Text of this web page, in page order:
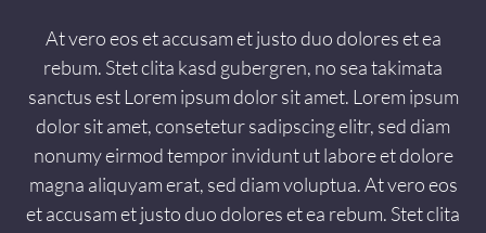
At vero eos et accusam et justo duo dolores et ea
rebum. Stet clita kasd gubergren, no sea takimata
sanctus est Lorem ipsum dolor sit amet. Lorem ipsum
dolor sit amet, consetetur sadipscing elitr, sed diam
nonumy eirmod tempor invidunt ut labore et dolore
magna aliquyam erat, sed diam voluptua. At vero eos
et accusam et justo duo dolores et ea rebum. Stet clita